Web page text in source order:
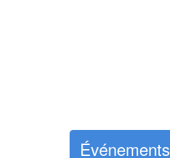
Événements